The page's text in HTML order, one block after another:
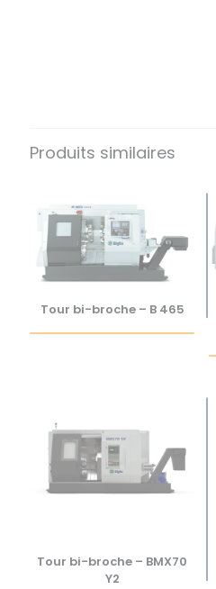
Produits similaires
Tour bi-broche – B 465
Tour bi-broche – BMX70
Y2